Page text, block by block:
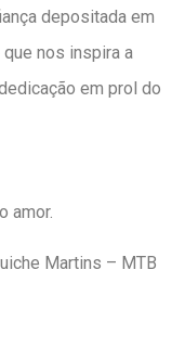
depositada em
nos inspira a
em prol do
amor.
Martins – MTB